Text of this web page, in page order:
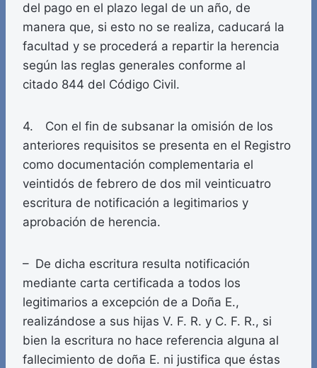
del pago en el plazo legal de un año, de
manera que, si esto no se realiza, caducará la
facultad y se procederá a repartir la herencia
según las reglas generales conforme al
citado 844 del Código Civil.
4. Con el fin de subsanar la omisión de los
anteriores requisitos se presenta en el Registro
como documentación complementaria el
veintidós de febrero de dos mil veinticuatro
escritura de notificación a legitimarios y
aprobación de herencia.
– De dicha escritura resulta notificación
mediante carta certificada a todos los
legitimarios a excepción de a Doña E.,
realizándose a sus hijas V. F. R. y C. F. R., si
bien la escritura no hace referencia alguna al
fallecimiento de doña E. ni justifica que éstas